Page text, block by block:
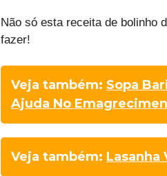
Não só esta receita de bolinho
fazer!
Veja também: Sopa
Ajuda No
Veja também: Lasanha